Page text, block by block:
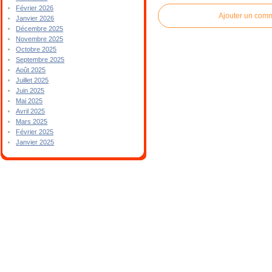
Février 2026
Janvier 2026
Décembre 2025
Novembre 2025
Octobre 2025
Septembre 2025
Août 2025
Juillet 2025
Juin 2025
Mai 2025
Avril 2025
Mars 2025
Février 2025
Janvier 2025
Ajouter un